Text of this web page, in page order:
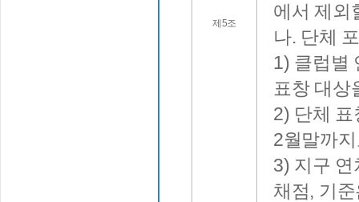
제5조
에서 제외
나. 단체
1) 클럽별
표창 대상
2) 단체
2월말까
3) 지구
채점, 기